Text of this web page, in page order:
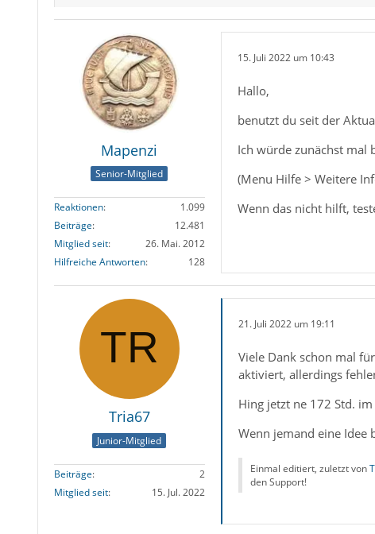
Mapenzi
Senior-Mitglied
Reaktionen
1.099
Beiträge
12.481
Mitglied seit
26. Mai. 2012
Hilfreiche Antworten
128
15. Juli 2022 um 10:43
Hallo,
benutzt du seit der
Ich würde zunächst mal
(Menu Hilfe > Weitere
Wenn das nicht hilft,
Tria67
Junior-Mitglied
Beiträge
2
Mitglied seit
15. Jul. 2022
21. Juli 2022 um 19:11
Viele Dank schon mal
aktiviert, allerdings
Hing jetzt ne 172 Std.
Wenn jemand eine Idee
Einmal editiert, zuletzt von
den Support!